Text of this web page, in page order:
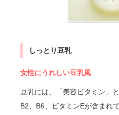
しっとり豆乳
女性にうれしい豆乳風
豆乳には、「美容ビタミン」
B2、B6、ビタミンEが含まれ